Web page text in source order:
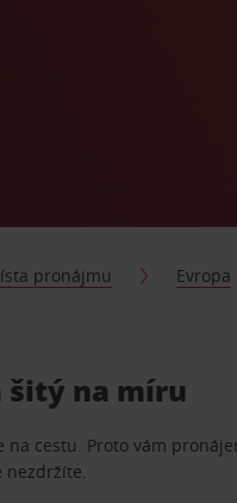
pronájmu Evropa
šitý na míru
na cestu. Proto vám
nezdržíte.